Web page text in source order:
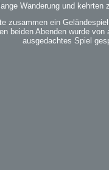
Wanderung und
zusammen ein
beiden Abenden wurde
ausgedachtes Spiel